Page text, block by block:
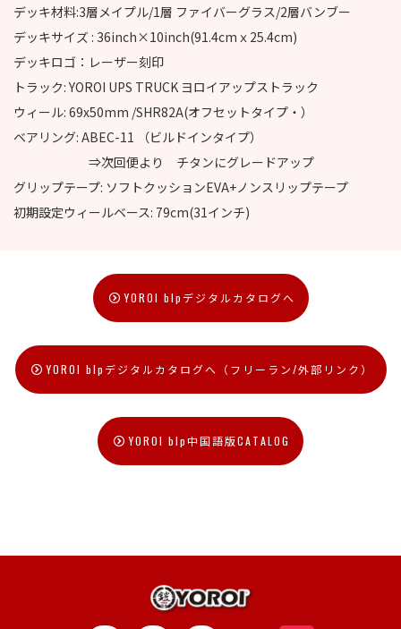
デッキ材料:3層メイプル/1層 ファイバーグラス/2層バンブー
デッキサイズ : 36inch×10inch(91.4cmｘ25.4cm)
デッキロゴ：レーザー刻印
トラック: YOROI UPS TRUCK ヨロイアップストラック
ウィール: 69x50mm /SHR82A(オフセットタイプ・）
ベアリング: ABEC-11 （ビルドインタイプ）
⇒次回便より チタンにグレードアップ
グリップテープ: ソフトクッションEVA+ノンスリップテープ
初期設定ウィールベース: 79cm(31インチ)
YOROI blpデジタルカタログへ
YOROI blpデジタルカタログへ（フリーラン/外部リンク）
YOROI blp中国語版CATALOG